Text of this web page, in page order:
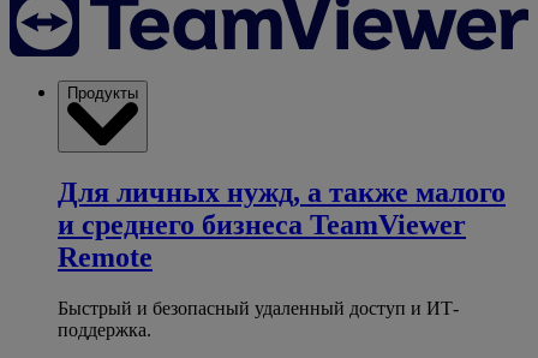
Продукты
Для личных нужд, а также малого
и среднего бизнеса TeamViewer
Remote
Быстрый и безопасный удаленный доступ и ИТ-
поддержка.